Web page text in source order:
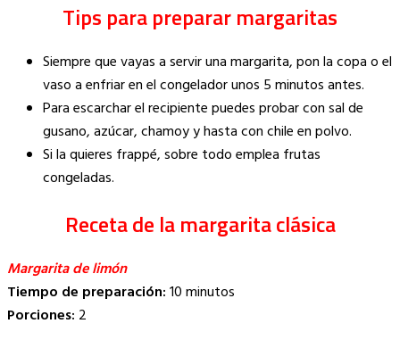
Tips para preparar margaritas
Siempre que vayas a servir una margarita, pon la copa o el
vaso a enfriar en el congelador unos 5 minutos antes.
Para escarchar el recipiente puedes probar con sal de
gusano, azúcar, chamoy y hasta con chile en polvo.
Si la quieres frappé, sobre todo emplea frutas
congeladas.
Receta de la margarita clásica
Margarita de limón
Tiempo de preparación:10 minutos
Porciones: 2